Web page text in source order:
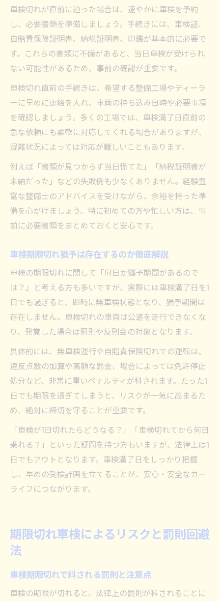
車検切れが直前に迫った場合は、速やかに車検を予約
し、必要書類を準備しましょう。手続きには、車検証、
自賠責保険証明書、納税証明書、印鑑が基本的に必要で
す。これらの書類に不備があると、当日車検が受けられ
ない可能性があるため、事前の確認が重要です。
車検切れ直前の手続きは、希望する整備工場やディーラ
ーに早めに連絡を入れ、車両の持ち込み日時や必要事項
を確認しましょう。多くの工場では、車検満了日直前の
急な依頼にも柔軟に対応してくれる場合がありますが、
混雑状況によっては対応が難しいこともあります。
例えば「書類が見つからず当日慌てた」「納税証明書が
未納だった」などの失敗例も少なくありません。経験豊
富な整備士のアドバイスを受けながら、余裕を持った準
備を心がけましょう。特に初めての方や忙しい方は、事
前に必要書類をまとめておくと安心です。
車検期限切れ猶予は存在するのか徹底解説
車検の期限切れに関して「何日か猶予期間があるので
は？」と考える方も多いですが、実際には車検満了日を1
日でも過ぎると、即時に無車検状態となり、猶予期間は
存在しません。車検切れの車両は公道を走行できなくな
り、発覚した場合は罰則や反則金の対象となります。
具体的には、無車検運行や自賠責保険切れでの運転は、
違反点数の加算や高額な罰金、場合によっては免許停止
処分など、非常に重いペナルティが科されます。たった1
日でも期限を過ぎてしまうと、リスクが一気に高まるた
め、絶対に締切を守ることが重要です。
「車検が1日切れたらどうなる？」「車検切れてから何日
乗れる？」といった疑問を持つ方もいますが、法律上は1
日でもアウトとなります。車検満了日をしっかり把握
し、早めの受検計画を立てることが、安心・安全なカー
ライフにつながります。
期限切れ車検によるリスクと罰則回避
法
車検期限切れで科される罰則と注意点
車検の期限が切れると、法律上の罰則が科されることに